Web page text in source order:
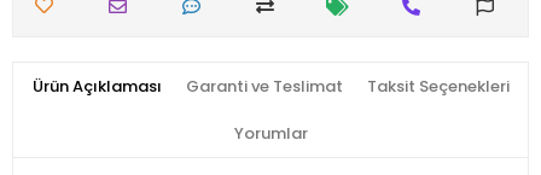
Ürün Açıklaması Garanti ve Teslimat Taksit Seçenekleri
Yorumlar